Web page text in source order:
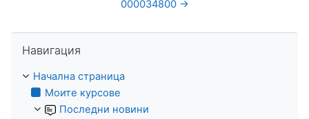
000034800 →
Навигация
Начална страница
Моите курсове
Последни новини